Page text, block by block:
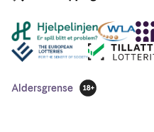
Andre lenker
Aldersgrense
18 år